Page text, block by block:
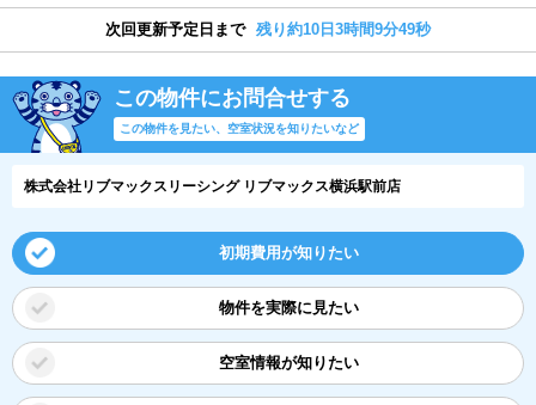
次回更新予定日まで 残り約10日3時間9分49秒
この物件にお問合せする
この物件を見たい、空室状況を知りたいなど
株式会社リブマックスリーシング リブマックス横浜駅前店
初期費用が知りたい
物件を実際に見たい
空室情報が知りたい